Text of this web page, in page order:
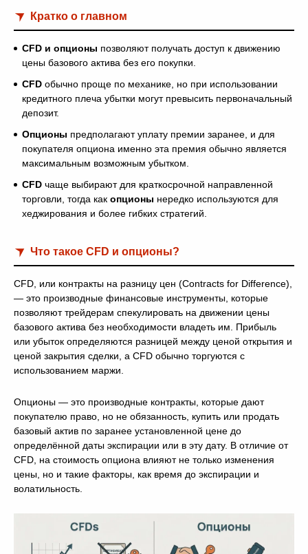
Кратко о главном
CFD и опционы позволяют получать доступ к движению
цены базового актива без его покупки.
CFD обычно проще по механике, но при использовании
кредитного плеча убытки могут превысить первоначальный
депозит.
Опционы предполагают уплату премии заранее, и для
покупателя опциона именно эта премия обычно является
максимальным возможным убытком.
CFD чаще выбирают для краткосрочной направленной
торговли, тогда как опционы нередко используются для
хеджирования и более гибких стратегий.
Что такое CFD и опционы?
CFD, или контракты на разницу цен (Contracts for Difference),
— это производные финансовые инструменты, которые
позволяют трейдерам спекулировать на движении цены
базового актива без необходимости владеть им. Прибыль
или убыток определяются разницей между ценой открытия и
ценой закрытия сделки, а CFD обычно торгуются с
использованием маржи.
Опционы — это производные контракты, которые дают
покупателю право, но не обязанность, купить или продать
базовый актив по заранее установленной цене до
определённой даты экспирации или в эту дату. В отличие от
CFD, на стоимость опциона влияют не только изменения
цены, но и такие факторы, как время до экспирации и
волатильность.